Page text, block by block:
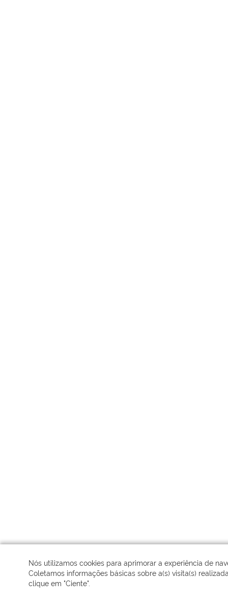
Nós utilizamos cookies para aprimorar a experiência de
Coletamos informações básicas sobre a(s) visita(s)
clique em "Ciente".